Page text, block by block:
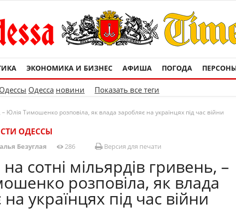
ЭКОНОМИКА И БИЗНЕС АФИША ПОГОДА
Одесса новини Показать все теги
– Юлія Тимошенко розповіла, як влада заробляє на українцях під час війни
ОДЕССЫ
Безуглая 286 Версия для печати
сотні мільярдів гривень, –
розповіла, як влада
українцях під час війни